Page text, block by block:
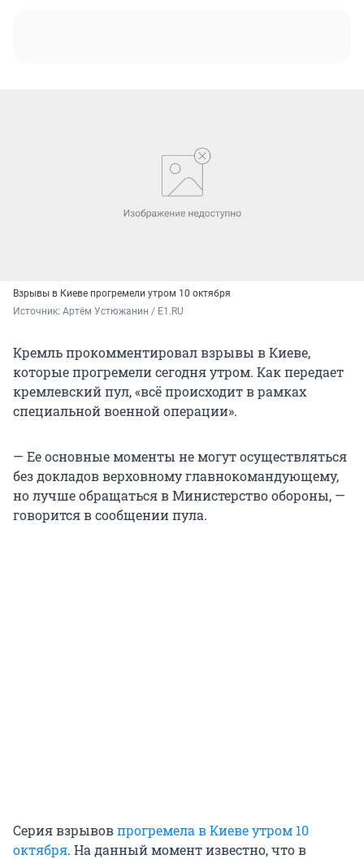
Взрывы в Киеве прогремели утром 10 октября
Источник: Артём Устюжанин / E1.RU
Кремль прокомментировал взрывы в Киеве,
которые прогремели сегодня утром. Как передает
кремлевский пул, «всё происходит в рамках
специальной военной операции».
— Ее основные моменты не могут осуществляться
без докладов верховному главнокомандующему,
но лучше обращаться в Министерство обороны, —
говорится в сообщении пула.
Серия взрывовпрогремела в Киеве утром 10
октября. На данный момент известно, что в